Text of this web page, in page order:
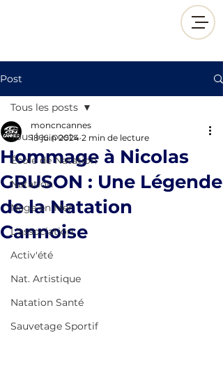
Post
Tous les posts
École de Natation
Natation
Nage en Mer
L'association
Activ'été
Nat. Artistique
Natation Santé
Sauvetage Sportif
Tous les posts
Hommage à Nicolas
GRUSON : Une Légende
de la Natation
Cannoise
moncncannes
18 juin 2024 2 min de lecture